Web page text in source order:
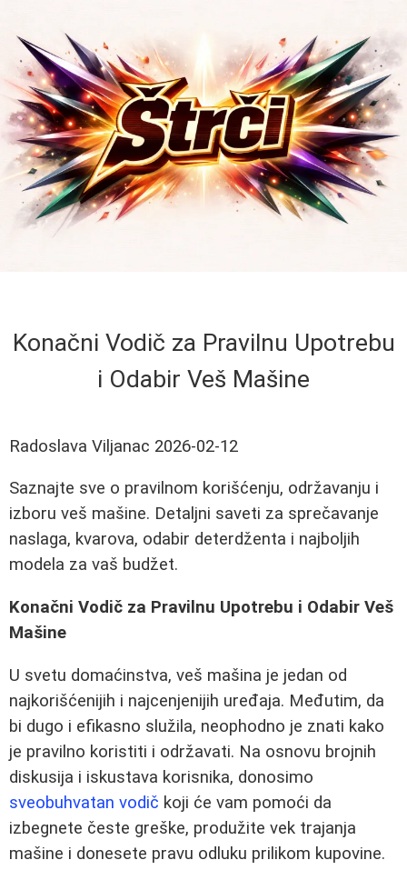
Konačni Vodič za Pravilnu Upotrebu
i Odabir Veš Mašine
Radoslava Viljanac 2026-02-12
Saznajte sve o pravilnom korišćenju, održavanju i
izboru veš mašine. Detaljni saveti za sprečavanje
naslaga, kvarova, odabir deterdženta i najboljih
modela za vaš budžet.
Konačni Vodič za Pravilnu Upotrebu i Odabir Veš
Mašine
U svetu domaćinstva, veš mašina je jedan od
najkorišćenijih i najcenjenijih uređaja. Međutim, da
bi dugo i efikasno služila, neophodno je znati kako
je pravilno koristiti i održavati. Na osnovu brojnih
diskusija i iskustava korisnika, donosimo
sveobuhvatan vodič koji će vam pomoći da
izbegnete česte greške, produžite vek trajanja
mašine i donesete pravu odluku prilikom kupovine.